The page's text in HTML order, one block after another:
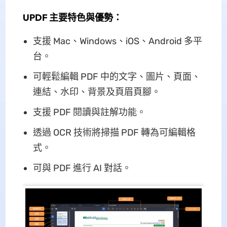
UPDF 主要特色與優勢：
支援 Mac、Windows、iOS、Android 多平
台。
可輕鬆編輯 PDF 中的文字、圖片、頁面、
連結、水印、背景及頁眉頁腳。
支援 PDF 閱讀與註解功能。
透過 OCR 技術將掃描 PDF 轉為可編輯格
式。
可與 PDF 進行 AI 對話。